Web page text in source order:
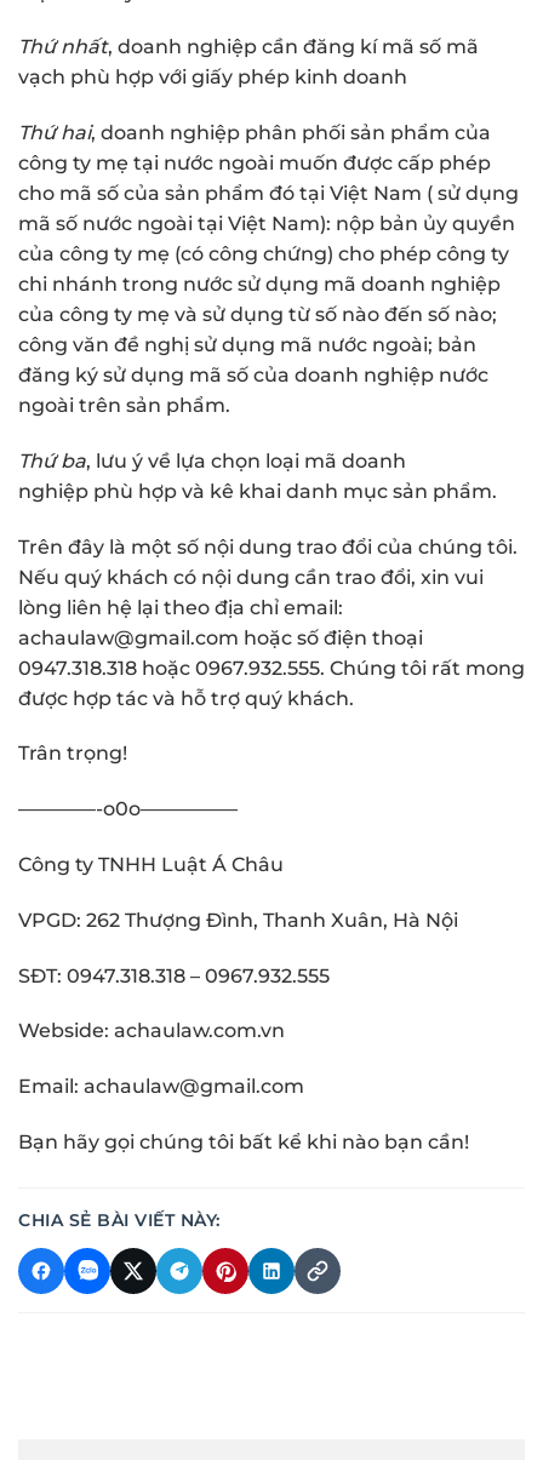
Thứ nhất, doanh nghiệp cần đăng kí mã số mã
vạch phù hợp với giấy phép kinh doanh
Thứ hai, doanh nghiệp phân phối sản phẩm của
công ty mẹ tại nước ngoài muốn được cấp phép
cho mã số của sản phẩm đó tại Việt Nam ( sử dụng
mã số nước ngoài tại Việt Nam): nộp bản ủy quyền
của công ty mẹ (có công chứng) cho phép công ty
chi nhánh trong nước sử dụng mã doanh nghiệp
của công ty mẹ và sử dụng từ số nào đến số nào;
công văn đề nghị sử dụng mã nước ngoài; bản
đăng ký sử dụng mã số của doanh nghiệp nước
ngoài trên sản phẩm.
Thứ ba, lưu ý về lựa chọn loại mã doanh
nghiệp phù hợp và kê khai danh mục sản phẩm.
Trên đây là một số nội dung trao đổi của chúng tôi.
Nếu quý khách có nội dung cần trao đổi, xin vui
lòng liên hệ lại theo địa chỉ email:
achaulaw@gmail.com hoặc số điện thoại
0947.318.318 hoặc 0967.932.555. Chúng tôi rất mong
được hợp tác và hỗ trợ quý khách.
Trân trọng!
————-o0o—————
Công ty TNHH Luật Á Châu
VPGD: 262 Thượng Đình, Thanh Xuân, Hà Nội
SĐT: 0947.318.318 – 0967.932.555
Webside: achaulaw.com.vn
Email: achaulaw@gmail.com
Bạn hãy gọi chúng tôi bất kể khi nào bạn cần!
CHIA SẺ BÀI VIẾT NÀY: